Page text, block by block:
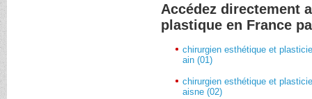
Accédez directement
plastique en France
chirurgien esthétique et
ain (01)
chirurgien esthétique et
aisne (02)